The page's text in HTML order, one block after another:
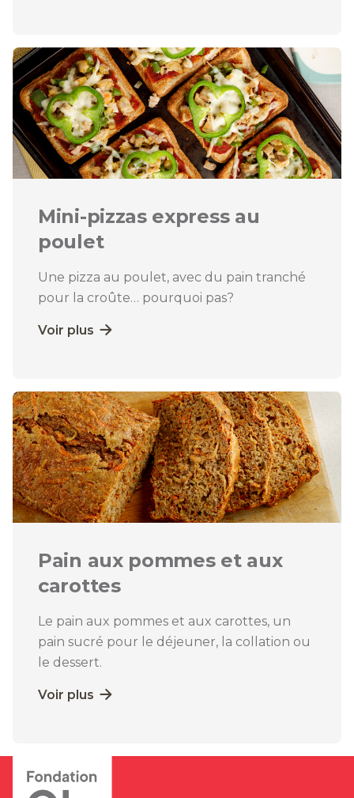
Mini-pizzas express au
poulet
Une pizza au poulet, avec du pain tranché
pour la croûte… pourquoi pas?
Voir plus
Pain aux pommes et aux
carottes
Le pain aux pommes et aux carottes, un
pain sucré pour le déjeuner, la collation ou
le dessert.
Voir plus